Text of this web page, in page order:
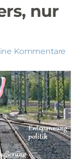
nur
Kommentare